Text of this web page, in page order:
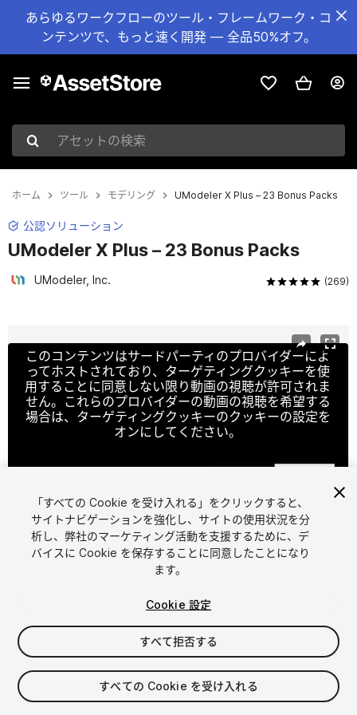
あらゆるワークフローのツール・フレームワーク・コ
ンテンツで、もっと速く開発 — 全品50%オフ。
アセットの検索
ホーム ツール モデリング UModeler X Plus – 23 Bonus Packs
公認ソリューション
UModeler X Plus – 23 Bonus Packs
UModeler, Inc. (269)
このコンテンツはサードパーティのプロバイダーによ
ってホストされており、ターゲティングクッキーを使
用することに同意しない限り動画の視聴が許可されま
せん。これらのプロバイダーの動画の視聴を希望する
場合は、ターゲティングクッキーのクッキーの設定を
オンにしてください。
クッキーの設定
1/19
$199
「すべての Cookie を受け入れる」をクリックすると、
サイトナビゲーションを強化し、サイトの使用状況を分
析し、弊社のマーケティング活動を支援するために、デ
バイスに Cookie を保存することに同意したことになり
ます。
Cookie 設定
すべて拒否する
すべての Cookie を受け入れる